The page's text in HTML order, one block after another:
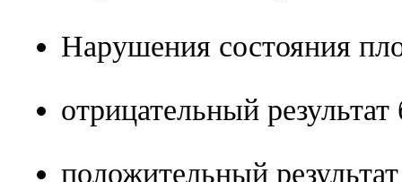
Нарушения состояния
отрицательный результат
положительный